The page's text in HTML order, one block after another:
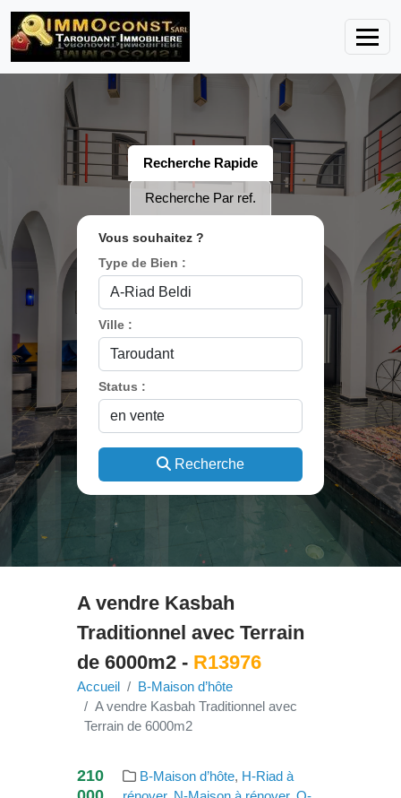
Recherche Rapide
Recherche Par ref.
Vous souhaitez ?
Type de Bien :
Ville :
Status :
Recherche
A vendre Kasbah
Traditionnel avec Terrain
de 6000m2 - R13976
Accueil
B-Maison d’hôte
A vendre Kasbah Traditionnel avec
Terrain de 6000m2
210
B-Maison d’hôte, H-Riad à